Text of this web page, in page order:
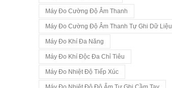
Máy Đo Cường Độ Âm Thanh
Máy Đo Cường Độ Âm Thanh Tự Ghi Dữ Liệu
Máy Đo Khí Đa Năng
Máy Đo Khí Độc Đa Chỉ Tiêu
Máy Đo Nhiệt Độ Tiếp Xúc